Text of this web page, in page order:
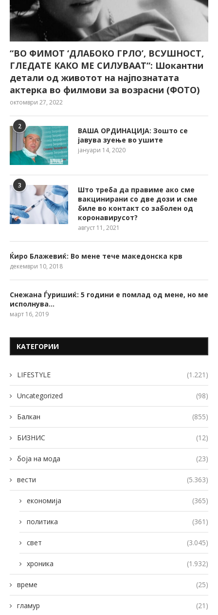
“ВО ФИМОТ ‘ДЛАБОКО ГРЛО’, ВСУШНОСТ,
ГЛЕДАТЕ КАКО МЕ СИЛУВААТ“: Шокантни
детали од животот на најпознатата
актерка во филмови за возрасни (ФОТО)
октомври 27, 2022
2
ВАША ОРДИНАЦИЈА: Зошто се
јавува зуење во ушите
јануари 14, 2020
3
Што треба да правиме ако сме
вакцинирани со две дози и сме
биле во контакт со заболен од
коронавирусот?
август 11, 2021
Ќиро Блажевиќ: Во мене тече македонска крв
декември 10, 2018
Снежана Ѓуришиќ: 5 години е помлад од мене, но ме
исполнува…
март 16, 2019
КАТЕГОРИИ
LIFESTYLE (1.221)
Uncategorized (98)
Балкан (855)
БИЗНИС (12)
боја на мода (23)
вести (5.363)
економија (365)
политика (361)
свет (3.045)
хроника (1.932)
време (25)
гламур (21)